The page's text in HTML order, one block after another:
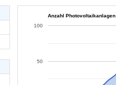
Anzahl Photovoltaikanlagen
50
100